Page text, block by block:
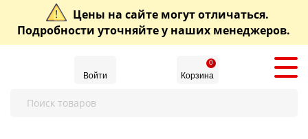
Цены на сайте могут отличаться.
Подробности уточняйте у наших менеджеров.
Войти Корзина
0